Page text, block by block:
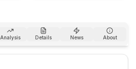
Analysis Details News About